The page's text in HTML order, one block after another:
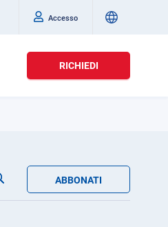
Accesso
RICHIEDI
ABBONATI